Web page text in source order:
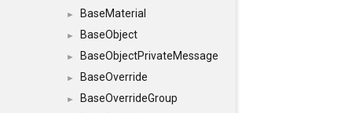
► BaseMaterial
► BaseObject
► BaseObjectPrivateMessage
► BaseOverride
► BaseOverrideGroup